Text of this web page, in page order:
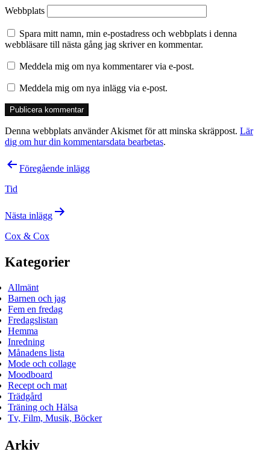
Webbplats
Spara mitt namn, min e-postadress och webbplats i denna
webbläsare till nästa gång jag skriver en kommentar.
Meddela mig om nya kommentarer via e-post.
Meddela mig om nya inlägg via e-post.
Denna webbplats använder Akismet för att minska skräppost. Lär
dig om hur din kommentarsdata bearbetas.
Inläggsnavigering
Föregående inlägg
Tid
Nästa inlägg
Cox & Cox
Kategorier
Allmänt
Barnen och jag
Fem en fredag
Fredagslistan
Hemma
Inredning
Månadens lista
Mode och collage
Moodboard
Recept och mat
Trädgård
Träning och Hälsa
Tv, Film, Musik, Böcker
Arkiv